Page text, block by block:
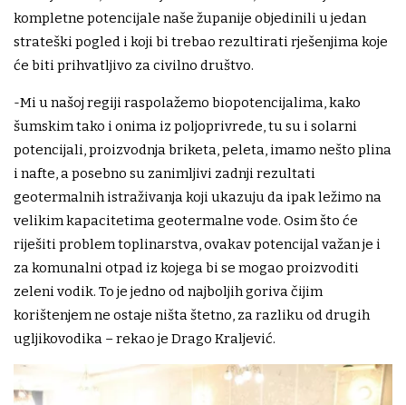
kompletne potencijale naše županije objedinili u jedan
strateški pogled i koji bi trebao rezultirati rješenjima koje
će biti prihvatljivo za civilno društvo.
-Mi u našoj regiji raspolažemo biopotencijalima, kako
šumskim tako i onima iz poljoprivrede, tu su i solarni
potencijali, proizvodnja briketa, peleta, imamo nešto plina
i nafte, a posebno su zanimljivi zadnji rezultati
geotermalnih istraživanja koji ukazuju da ipak ležimo na
velikim kapacitetima geotermalne vode. Osim što će
riješiti problem toplinarstva, ovakav potencijal važan je i
za komunalni otpad iz kojega bi se mogao proizvoditi
zeleni vodik. To je jedno od najboljih goriva čijim
korištenjem ne ostaje ništa štetno, za razliku od drugih
ugljikovodika – rekao je Drago Kraljević.